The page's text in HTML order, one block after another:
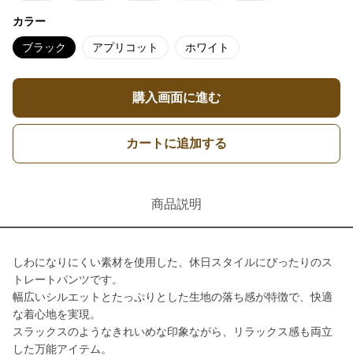
カラー
ブラック アプリコット ホワイト
購入画面に進む
カートに追加する
商品説明
しわになりにくい素材を使用した、休日スタイルにぴったりのス
トレートパンツです。
幅広いシルエットとたっぷりとした生地の落ち感が特徴で、快適
な着心地を実現。
スラックスのようなきれいめな印象ながら、リラックス感も両立
した万能アイテム。